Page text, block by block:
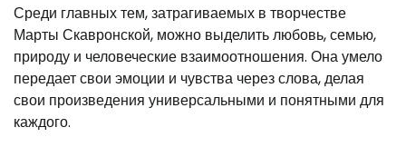
Среди главных тем, затрагиваемых в творчестве
Марты Скавронской, можно выделить любовь, семью,
природу и человеческие взаимоотношения. Она умело
передает свои эмоции и чувства через слова, делая
свои произведения универсальными и понятными для
каждого.